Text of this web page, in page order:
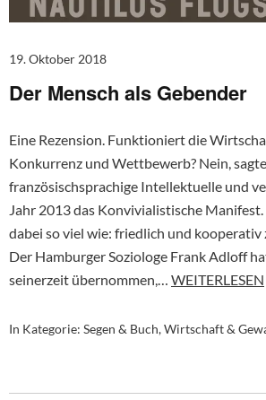
19. Oktober 2018
Der Mensch als Gebender
Eine Rezension. Funktioniert die
Konkurrenz und Wettbewerb? Nein,
französischsprachige Intellektuelle und
Jahr 2013 das Konvivialistische
dabei so viel wie: friedlich und kooperativ
Der Hamburger Soziologe Frank Adloff
seinerzeit übernommen,… WEITERLESEN
In Kategorie: Segen & Buch,Wirtschaft &